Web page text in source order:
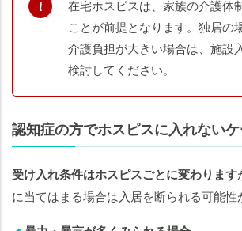
在宅ホスピスは、家族の介護体
ことが前提となります。独居の
介護負担が大きい場合は、施設
検討してください。
認知症の方でホスピスに入れない
受け入れ条件はホスピスごとに変わります
に当てはまる場合は入居を断られる可能性